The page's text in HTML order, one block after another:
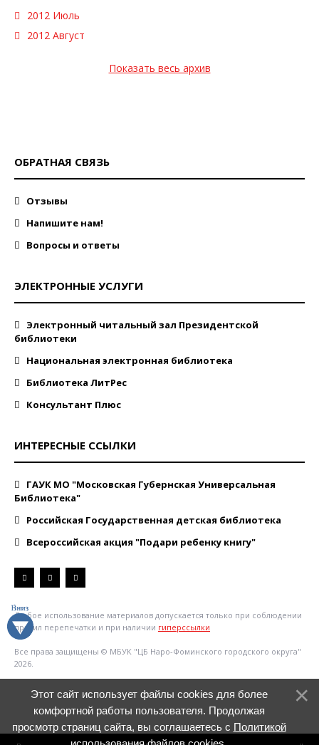
2012 Июль
2012 Август
Показать весь архив
ОБРАТНАЯ СВЯЗЬ
Отзывы
Напишите нам!
Вопросы и ответы
ЭЛЕКТРОННЫЕ УСЛУГИ
Электронный читальный зал Президентской
библиотеки
Национальная электронная библиотека
Библиотека ЛитРес
Консультант Плюс
ИНТЕРЕСНЫЕ ССЫЛКИ
ГАУК МО "Московская Губернская Универсальная
Библиотека"
Российская Государственная детская библиотека
Всероссийская акция "Подари ребенку книгу"
Любое использование материалов допускается только при соблюдении
правил перепечатки и при наличии гиперссылки
Все права защищены © МБУК "ЦБ Наро-Фоминского городского округа"
2026.
Этот сайт использует файлы cookies для более
комфортной работы пользователя. Продолжая
просмотр страниц сайта, вы соглашаетесь с Политикой